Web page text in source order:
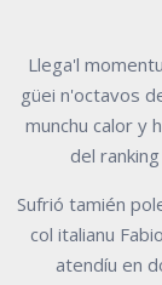
Llega'l
güei n'octavos
munchu calor y
del
Sufrió tamién
col italianu
atendíu en